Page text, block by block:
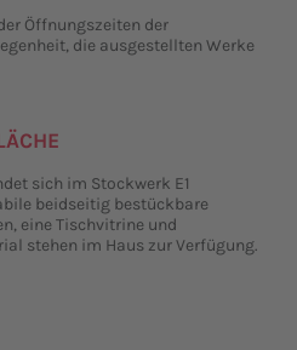
Öffnungszeiten der
die ausgestellten Werke
sich im Stockwerk E1
beidseitig bestückbare
eine Tischvitrine und
stehen im Haus zur Verfügung.